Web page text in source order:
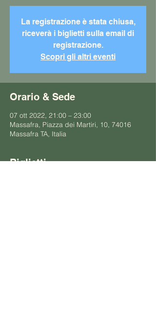
La registrazione è stata chiusa,
riceverà i biglietti sulla email di
registrazione.
Scopri gli altri eventi
Orario & Sede
07 ott 2022, 21:00 – 23:00
Massafra, Piazza dei Martiri, 10, 74016
Massafra TA, Italia
Biglietti